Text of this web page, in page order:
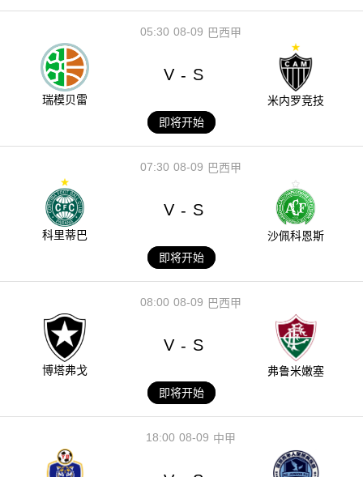
08-09
05:30 巴西甲
瑞模贝雷
V - S
米内罗竞技
即将开始
08-09
07:30 巴西甲
科里蒂巴
V - S
沙佩科恩斯
即将开始
08-09
08:00 巴西甲
博塔弗戈
V - S
弗鲁米嫩塞
即将开始
08-09
18:00 中甲